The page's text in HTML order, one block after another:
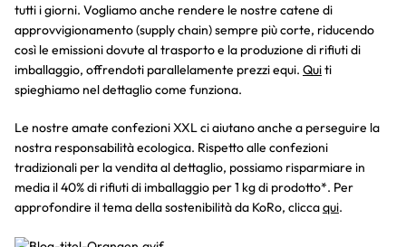
tutti i giorni. Vogliamo anche rendere le nostre catene di
approvvigionamento (supply chain) sempre più corte, riducendo
così le emissioni dovute al trasporto e la produzione di rifiuti di
imballaggio, offrendoti parallelamente prezzi equi. Quiti
spieghiamo nel dettaglio come funziona.
Le nostre amate confezioni XXL ci aiutano anche a perseguire la
nostra responsabilità ecologica. Rispetto alle confezioni
tradizionali per la vendita al dettaglio, possiamo risparmiare in
media il 40% di rifiuti di imballaggio per 1 kg di prodotto*. Per
approfondire il tema della sostenibilità da KoRo, cliccaqui.